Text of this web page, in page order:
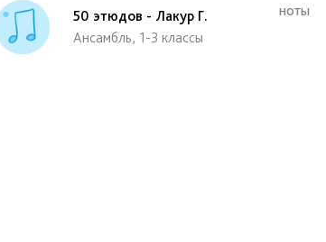
50 этюдов - Лакур Г.
Ансамбль, 1-3 классы
ноты